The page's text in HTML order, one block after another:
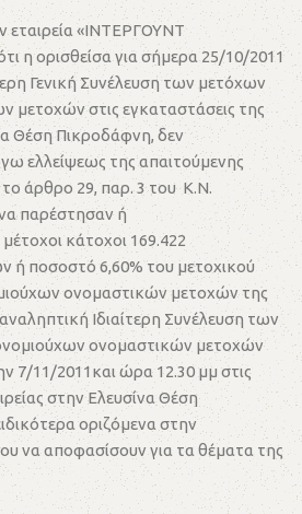
εταιρεία «ΙΝΤΕΡΓΟΥΝΤ
η ορισθείσα για σήμερα 25/10/2011
Γενική Συνέλευση των μετόχων
μετοχών στις εγκαταστάσεις της
Θέση Πικροδάφνη, δεν
ελλείψεως της απαιτούμενης
άρθρο 29, παρ. 3 του Κ.Ν.
παρέστησαν ή
κάτοχοι 169.422
ή ποσοστό 6,60% του μετοχικού
ονομαστικών μετοχών της
Ιδιαίτερη Συνέλευση των
ονομαστικών μετοχών
7/11/2011και ώρα 12.30 μμ στις
στην Ελευσίνα Θέση
οριζόμενα στην
να αποφασίσουν για τα θέματα της